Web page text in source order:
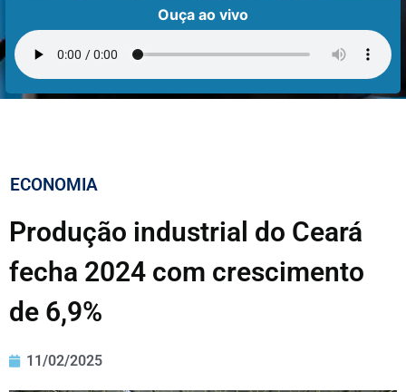
Ouça ao vivo
ECONOMIA
Produção industrial do Ceará
fecha 2024 com crescimento
de 6,9%
11/02/2025